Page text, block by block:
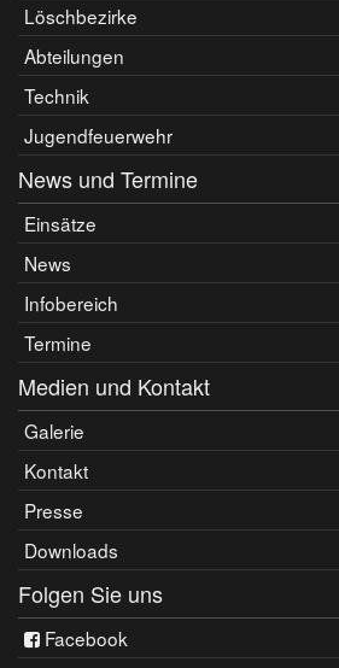
Löschbezirke
Abteilungen
Technik
Jugendfeuerwehr
News und Termine
Einsätze
News
Infobereich
Termine
Medien und Kontakt
Galerie
Kontakt
Presse
Downloads
Folgen Sie uns
Facebook